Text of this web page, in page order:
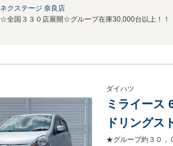
ネクステージ 奈良店
☆全国３３０店展開☆グループ在庫30,000台以上！！
ダイハツ
ミライー
ドリング